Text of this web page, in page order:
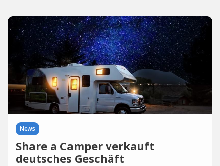
News
Share a Camper verkauft
deutsches Geschäft